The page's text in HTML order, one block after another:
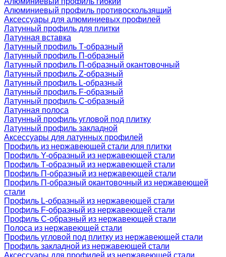
Алюминиевый профиль противоскользящий
Аксессуары для алюминиевых профилей
Латунный профиль для плитки
Латунная вставка
Латунный профиль Т-образный
Латунный профиль П-образный
Латунный профиль П-образный окантовочный
Латунный профиль Z-образный
Латунный профиль L-образный
Латунный профиль F-образный
Латунный профиль C-образный
Латунная полоса
Латунный профиль угловой под плитку
Латунный профиль закладной
Аксессуары для латунных профилей
Профиль из нержавеющей стали для плитки
Профиль Y-образный из нержавеющей стали
Профиль Т-образный из нержавеющей стали
Профиль П-образный из нержавеющей стали
Профиль П-образный окантовочный из нержавеющей
стали
Профиль L-образный из нержавеющей стали
Профиль F-образный из нержавеющей стали
Профиль C-образный из нержавеющей стали
Полоса из нержавеющей стали
Профиль угловой под плитку из нержавеющей стали
Профиль закладной из нержавеющей стали
Аксессуары для профилей из нержавеющей стали